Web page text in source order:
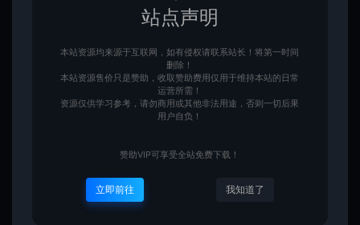
站点声明
本站资源均来源于互联网，如有侵权请联系站长！将第一时间
删除！
本站资源售价只是赞助，收取赞助费用仅用于维持本站的日常
运营所需！
资源仅供学习参考，请勿商用或其他非法用途，否则一切后果
用户自负！
赞助VIP可享受全站免费下载！
立即前往 我知道了